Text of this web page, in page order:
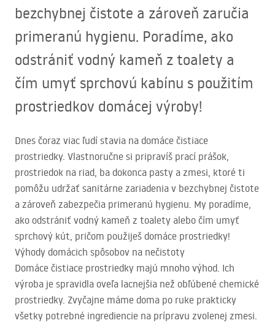
bezchybnej čistote a zároveň zaručia
primeranú hygienu. Poradíme, ako
odstrániť vodný kameň z toalety a
čím umyť sprchovú kabínu s použitím
prostriedkov domácej výroby!
Dnes čoraz viac ľudí stavia na domáce čistiace
prostriedky. Vlastnoručne si pripravíš prací prášok,
prostriedok na riad, ba dokonca pasty a zmesi, ktoré ti
pomôžu udržať sanitárne zariadenia v bezchybnej čistote
a zároveň zabezpečia primeranú hygienu. My poradíme,
ako odstrániť vodný kameň z toalety alebo čím umyť
sprchový kút, pričom použiješ domáce prostriedky!
Výhody domácich spôsobov na nečistoty
Domáce čistiace prostriedky majú mnoho výhod. Ich
výroba je spravidla oveľa lacnejšia než obľúbené chemické
prostriedky. Zvyčajne máme doma po ruke prakticky
všetky potrebné ingrediencie na prípravu zvolenej zmesi.